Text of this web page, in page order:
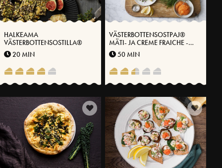
HALKEAMA
VÄSTERBOTTENSOSTILLA®
20 MIN
VÄSTERBOTTENSOSTPAJ®
MÄTI- JA CREME FRAICHE -
JUUSTOLLA
50 MIN